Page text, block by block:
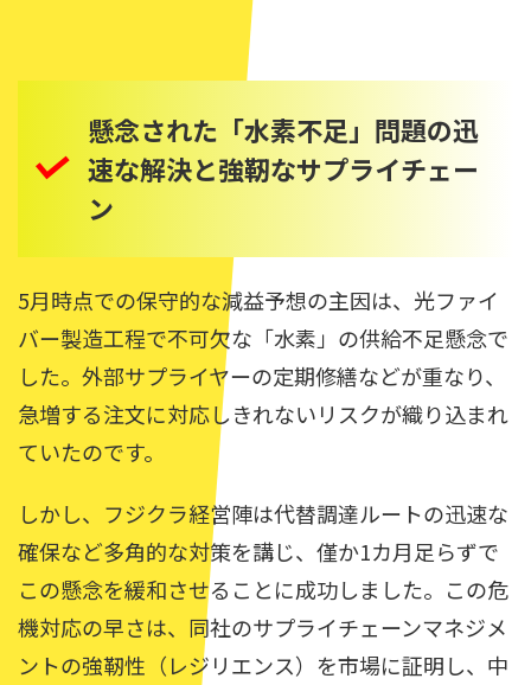
懸念された「水素不足」問題の迅
速な解決と強靭なサプライチェー
ン
5月時点での保守的な減益予想の主因は、光ファイ
バー製造工程で不可欠な「水素」の供給不足懸念で
した。外部サプライヤーの定期修繕などが重なり、
急増する注文に対応しきれないリスクが織り込まれ
ていたのです。
しかし、フジクラ経営陣は代替調達ルートの迅速な
確保など多角的な対策を講じ、僅か1カ月足らずで
この懸念を緩和させることに成功しました。この危
機対応の早さは、同社のサプライチェーンマネジメ
ントの強靭性（レジリエンス）を市場に証明し、中